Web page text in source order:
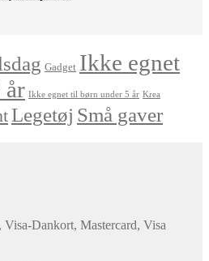
Gadget Ikke egnet
år Ikke egnet til børn under 5 år Krea
Legetøj Små gaver